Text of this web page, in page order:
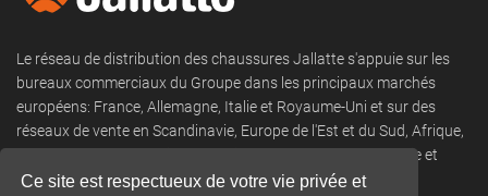
Ce site est respectueux de votre vie privée et
Le réseau de distribution des chaussures Jallatte s'appuie sur les
bureaux commerciaux du Groupe dans les principaux marchés
européens: France, Allemagne, Italie et Royaume-Uni et sur des
réseaux de vente en Scandinavie, Europe de l'Est et du Sud, Afrique,
DROM COM, Moyen-Orient, Amérique du Nord et du Sud, Asie et
Océanie.